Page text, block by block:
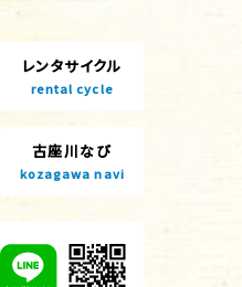
レンタサイクル
rental cycle
古座川なび
kozagawa navi